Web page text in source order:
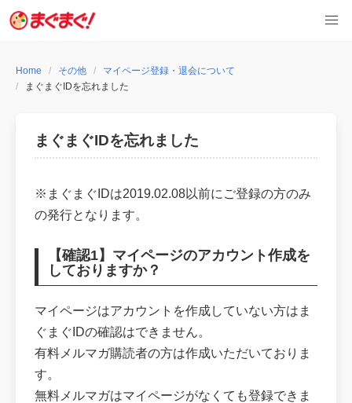
Skip
Home その他
マイページ登録・退会について
まぐまぐIDを忘れました
まぐまぐIDを忘れました
※まぐまぐIDは2019.02.08以前にご登録の方のみ
の発行となります。
【確認1】マイページのアカウント作成を
しておりますか？
マイページはアカウントを作成していない方はま
ぐまぐIDの確認はできません。
有料メルマガ購読者の方は作成いただいておりま
す。
無料メルマガはマイページがなくても登録できま